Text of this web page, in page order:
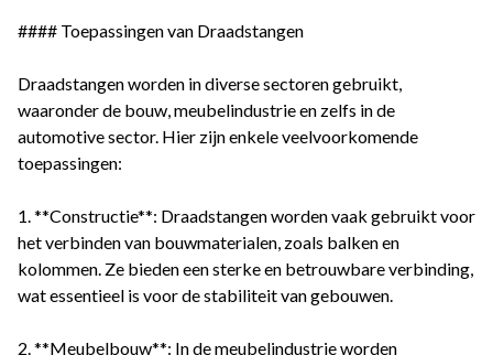
#### Toepassingen van Draadstangen
Draadstangen worden in diverse sectoren gebruikt,
waaronder de bouw, meubelindustrie en zelfs in de
automotive sector. Hier zijn enkele veelvoorkomende
toepassingen:
1. **Constructie**: Draadstangen worden vaak gebruikt voor
het verbinden van bouwmaterialen, zoals balken en
kolommen. Ze bieden een sterke en betrouwbare verbinding,
wat essentieel is voor de stabiliteit van gebouwen.
2. **Meubelbouw**: In de meubelindustrie worden